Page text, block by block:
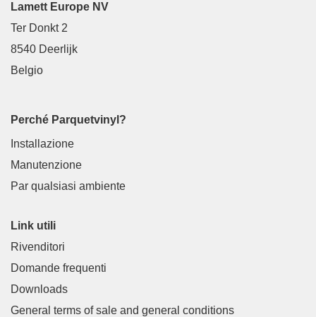
Lamett Europe NV
Ter Donkt 2
8540 Deerlijk
Belgio
Perché Parquetvinyl?
Installazione
Manutenzione
Par qualsiasi ambiente
Link utili
Rivenditori
Domande frequenti
Downloads
General terms of sale and general conditions